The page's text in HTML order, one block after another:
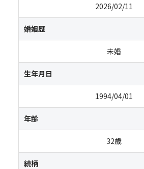
2026/02/11
婚姻歴
未婚
生年月日
1994/04/01
年齢
32歳
続柄